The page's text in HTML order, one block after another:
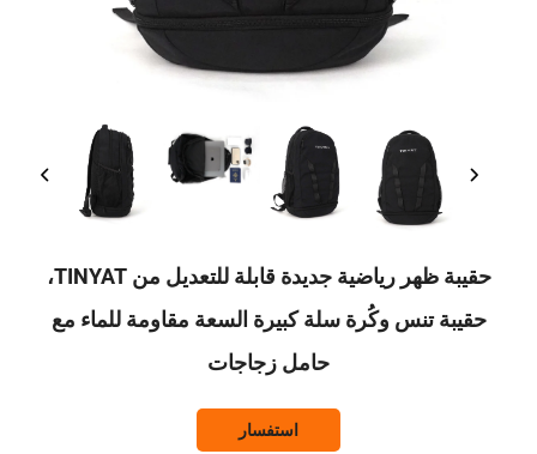
حقيبة ظهر رياضية جديدة قابلة للتعديل من TINYAT،
تنس وكُرة سلة كبيرة السعة مقاومة للماء مع
حامل زجاجات